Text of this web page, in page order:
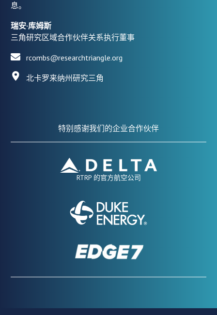
息。
瑞安·库姆斯
三角研究区域合作伙伴关系执行董事
rcombs@researchtriangle.org
北卡罗来纳州研究三角
特别感谢我们的企业合作伙伴
RTRP 的官方航空公司